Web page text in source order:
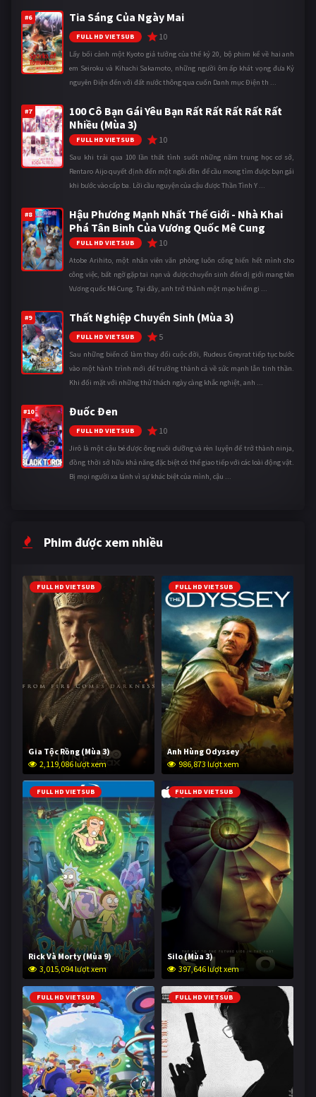
#6 Tia Sáng Của Ngày Mai
FULL HD VIETSUB 10
Lấy bối cảnh một Kyoto giả tưởng của thế kỷ 20, bộ phim kể về hai anh
em Seiroku và Kihachi Sakamoto, những người ôm ấp khát vọng đưa Kỷ
nguyên Điện đến với đất nước thông qua cuốn Danh mục Điện th ...
#7
100 Cô Bạn Gái Yêu Bạn Rất Rất Rất Rất Rất
Nhiều (Mùa 3)
FULL HD VIETSUB 10
Sau khi trải qua 100 lần thất tình suốt những năm trung học cơ sở,
Rentaro Aijo quyết định đến một ngôi đền để cầu mong tìm được bạn gái
khi bước vào cấp ba. Lời cầu nguyện của cậu được Thần Tình Y ...
#8
Hậu Phương Mạnh Nhất Thế Giới - Nhà Khai
Phá Tân Binh Của Vương Quốc Mê Cung
FULL HD VIETSUB 10
Atobe Arihito, một nhân viên văn phòng luôn cống hiến hết mình cho
công việc, bất ngờ gặp tai nạn và được chuyển sinh đến dị giới mang tên
Vương quốc Mê Cung. Tại đây, anh trở thành một mạo hiểm gi ...
#9 Thất Nghiệp Chuyển Sinh (Mùa 3)
FULL HD VIETSUB 5
Sau những biến cố làm thay đổi cuộc đời, Rudeus Greyrat tiếp tục bước
vào một hành trình mới để trưởng thành cả về sức mạnh lẫn tinh thần.
Khi đối mặt với những thử thách ngày càng khắc nghiệt, anh ...
#10 Đuốc Đen
FULL HD VIETSUB 10
Jirô là một cậu bé được ông nuôi dưỡng và rèn luyện để trở thành ninja,
đồng thời sở hữu khả năng đặc biệt có thể giao tiếp với các loài động vật.
Bị mọi người xa lánh vì sự khác biệt của mình, cậu ...
Phim được xem nhiều
FULL HD VIETSUB
Gia Tộc Rồng (Mùa 3)
2,119,086 lượt xem
FULL HD VIETSUB
Anh Hùng Odyssey
986,873 lượt xem
FULL HD VIETSUB
Rick Và Morty (Mùa 9)
3,015,094 lượt xem
FULL HD VIETSUB
Silo (Mùa 3)
397,646 lượt xem
FULL HD VIETSUB FULL HD VIETSUB